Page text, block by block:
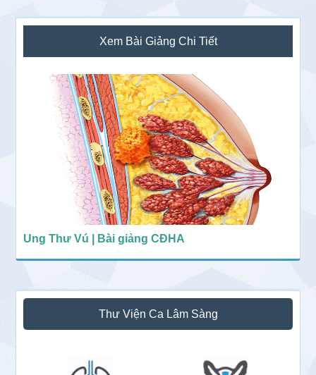
Sidebar
chính
Xem Bài Giảng Chi Tiết
Ung Thư Vú | Bài giảng CĐHA
Thư Viện Ca Lâm Sàng